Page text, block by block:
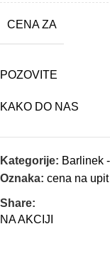
CENA ZA
POZOVITE
KAKO DO NAS
Kategorije: Barlinek
Oznaka: cena na upit
Share:
NA AKCIJI